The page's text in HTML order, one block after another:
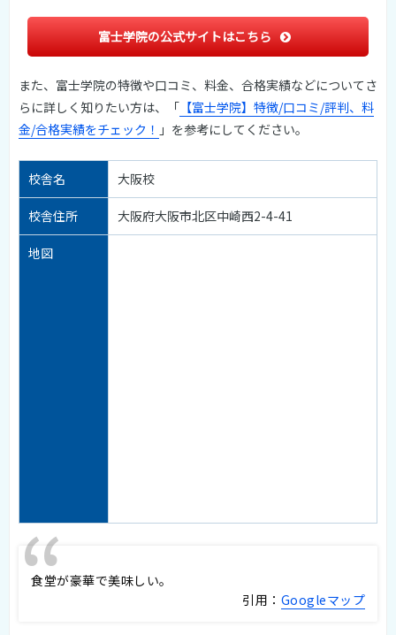
富士学院の公式サイトはこちら
また、富士学院の特徴や口コミ、料金、合格実績などについてさ
らに詳しく知りたい方は、「 【富士学院】特徴/口コミ/評判、料
金/合格実績をチェック！ 」を参考にしてください。
校舎名 大阪校
校舎住所 大阪府大阪市北区中崎西2-4-41
地図
食堂が豪華で美味しい。
引用： Googleマップ